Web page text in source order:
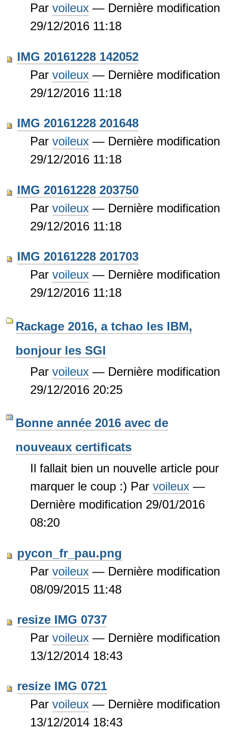
Par voileux — Dernière modification
29/12/2016 11:18
IMG 20161228 142052
Par voileux — Dernière modification
29/12/2016 11:18
IMG 20161228 201648
Par voileux — Dernière modification
29/12/2016 11:18
IMG 20161228 203750
Par voileux — Dernière modification
29/12/2016 11:18
IMG 20161228 201703
Par voileux — Dernière modification
29/12/2016 11:18
Rackage 2016, a tchao les IBM,
bonjour les SGI
Par voileux — Dernière modification
29/12/2016 20:25
Bonne année 2016 avec de
nouveaux certificats
Il fallait bien un nouvelle article pour
marquer le coup :) Par voileux —
Dernière modification 29/01/2016
08:20
pycon_fr_pau.png
Par voileux — Dernière modification
08/09/2015 11:48
resize IMG 0737
Par voileux — Dernière modification
13/12/2014 18:43
resize IMG 0721
Par voileux — Dernière modification
13/12/2014 18:43